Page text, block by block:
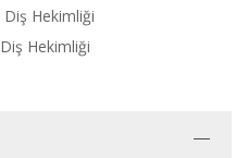
Diş Hekimliği
Diş Hekimliği